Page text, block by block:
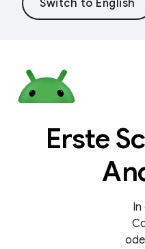
Erste
In